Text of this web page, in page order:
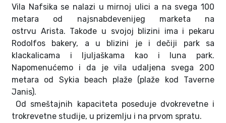
Vila Nafsika se nalazi u mirnoj ulici a na svega 100
metara od najsnabdevenijeg marketa na
ostrvu Arista. Takođe u svojoj blizini ima i pekaru
Rodolfos bakery, a u blizini je i dečiji park sa
klackalicama i ljuljaškama kao i luna park.
Napomenućemo i da je vila udaljena svega 200
metara od Sykia beach plaže (plaže kod Taverne
Janis).
Od smeštajnih kapaciteta poseduje dvokrevetne i
trokrevetne studije, u prizemlju i na prvom spratu.